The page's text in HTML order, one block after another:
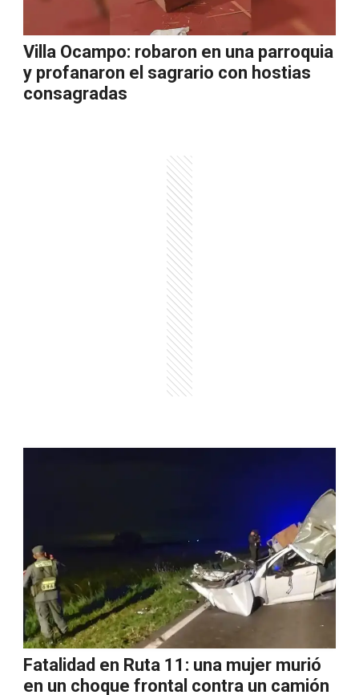
Villa Ocampo: robaron en una parroquia
y profanaron el sagrario con hostias
consagradas
Fatalidad en Ruta 11: una mujer murió
en un choque frontal contra un camión